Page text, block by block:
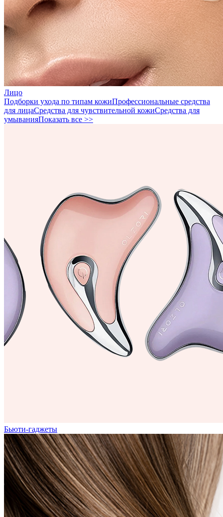
Лицо
Подборки ухода по типам кожиПрофессиональные средства
для лицаСредства для чувствительной кожиСредства для
умыванияПоказать все >>
Бьюти-гаджеты